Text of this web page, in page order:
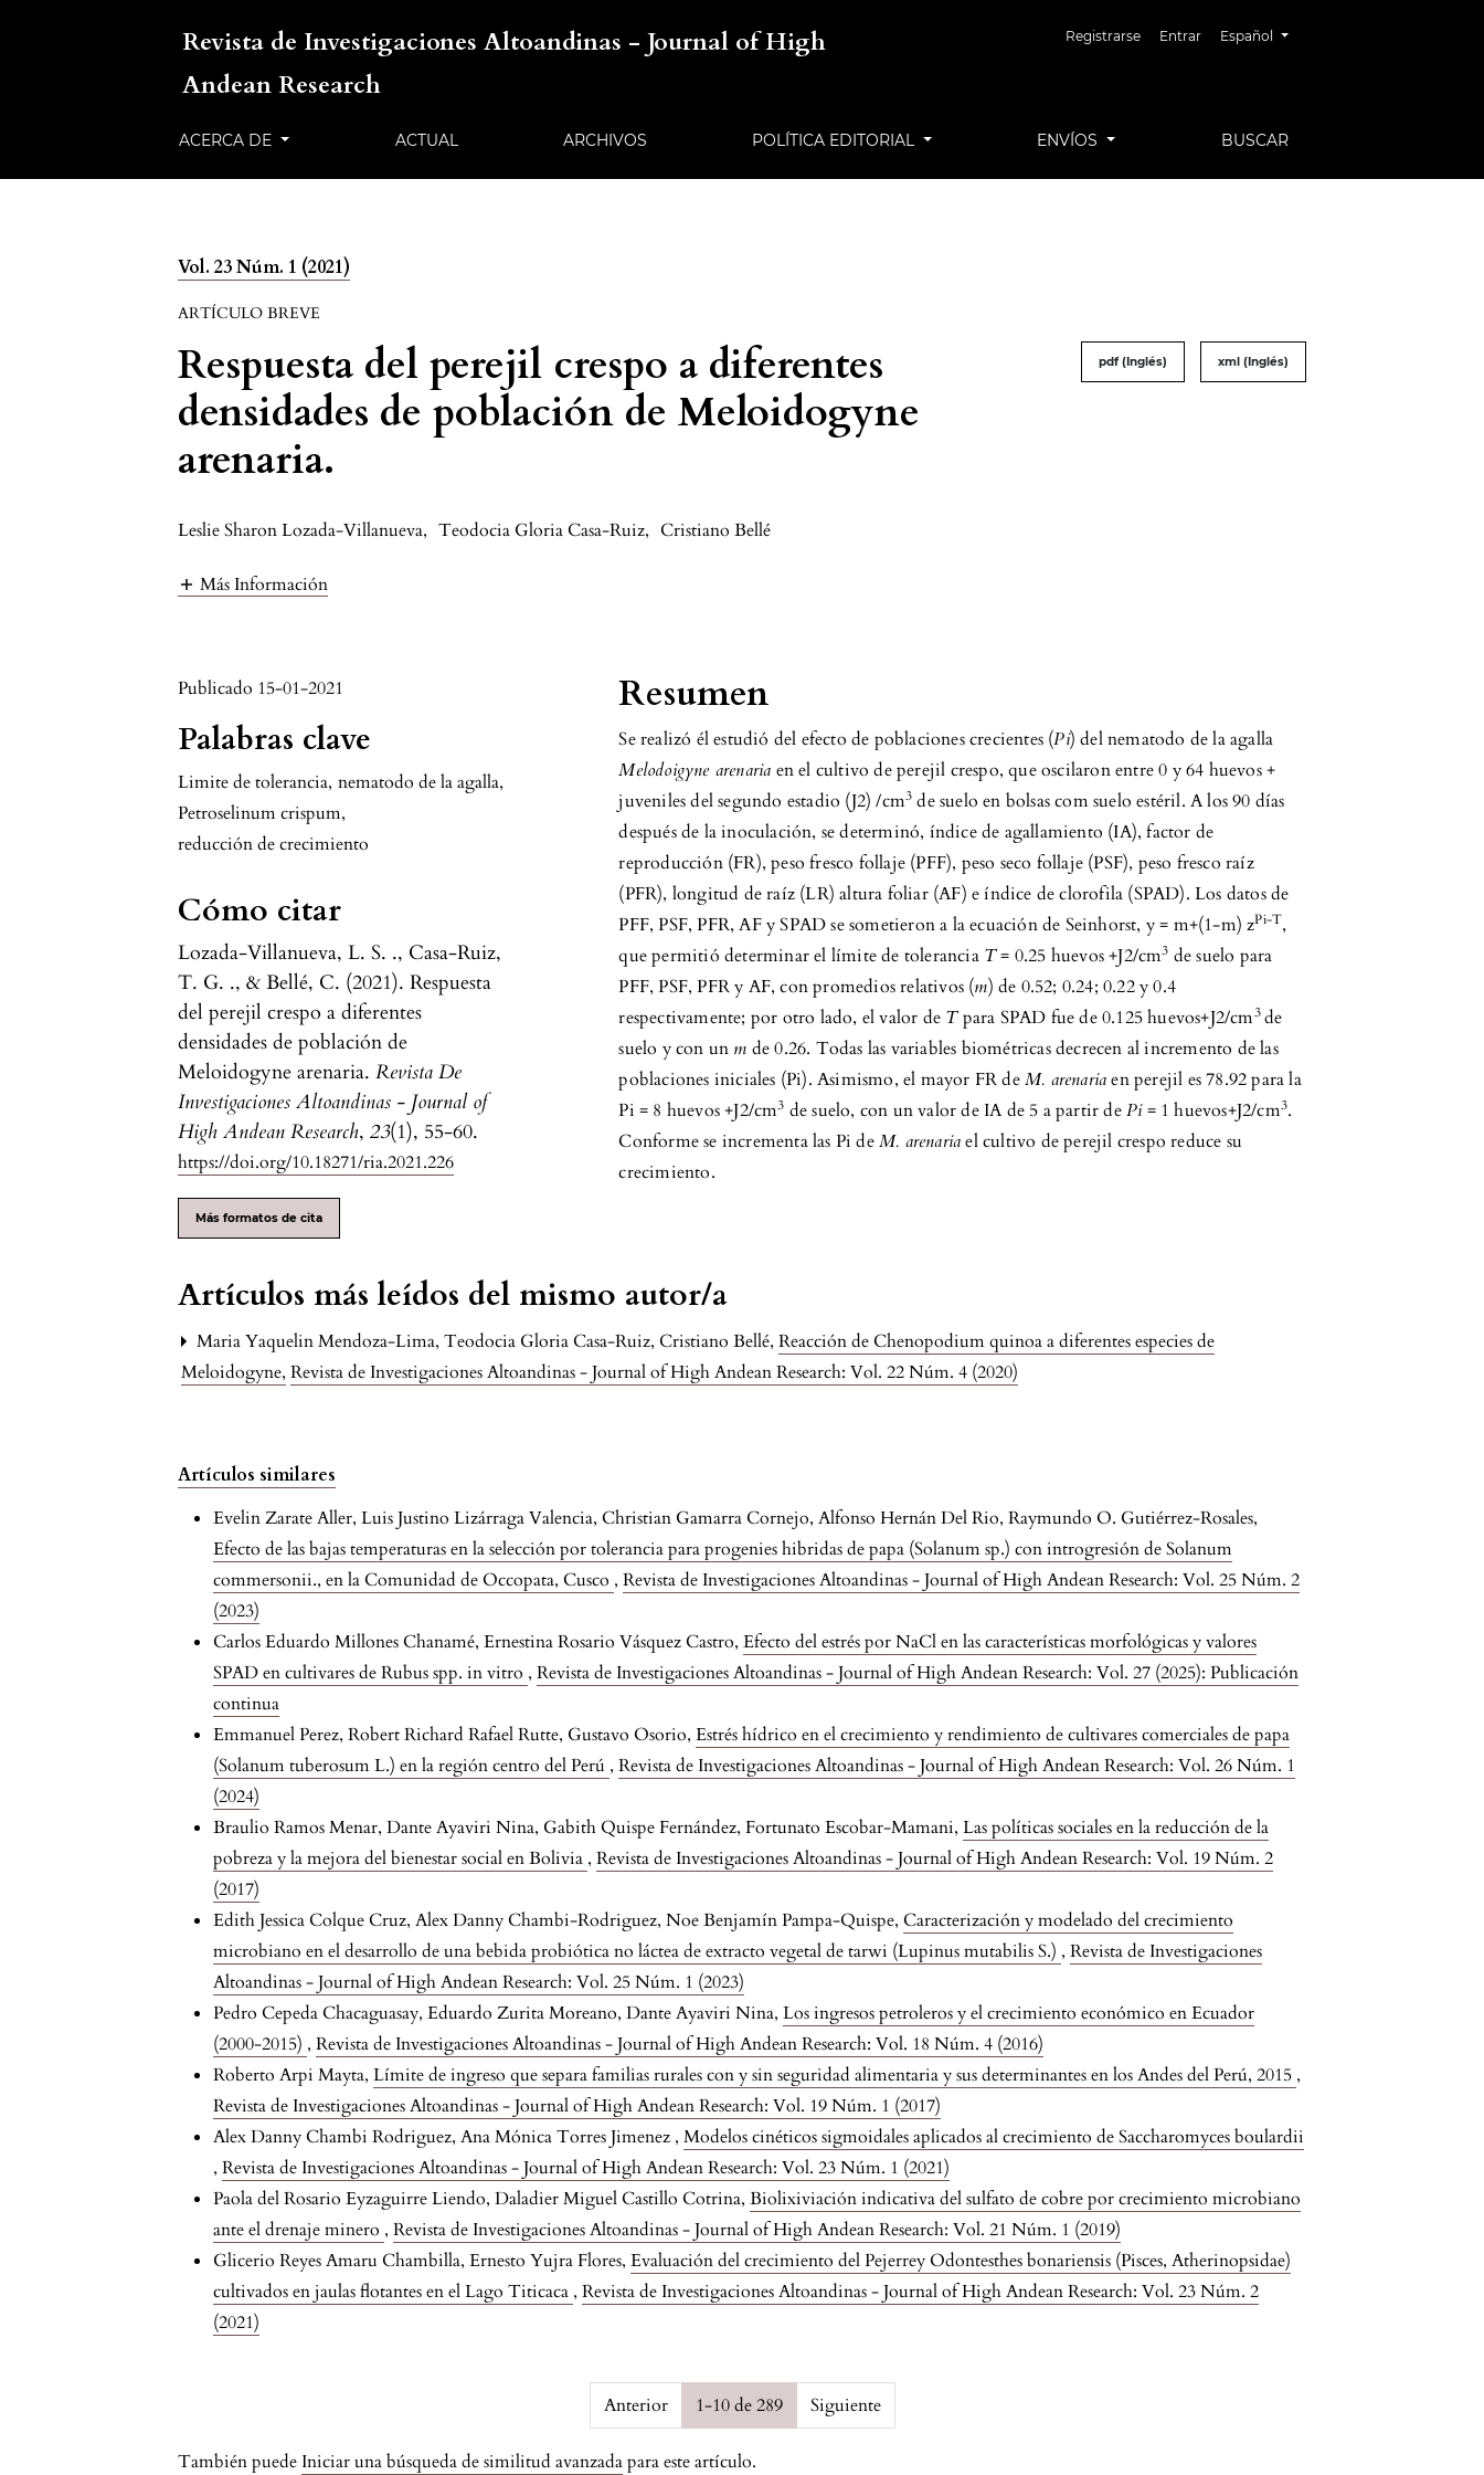
Revista de Investigaciones Altoandinas - Journal of High
Andean Research
Registrarse Entrar Cambiar el idioma. El idioma actual es:
Español
ACERCA DE ACTUAL ARCHIVOS POLÍTICA EDITORIAL ENVÍOS BUSCAR
Vol. 23 Núm. 1 (2021)
ARTÍCULO BREVE
Respuesta del perejil crespo a diferentes
densidades de población de Meloidogyne
arenaria.
pdf (Inglés) xml (Inglés)
Leslie Sharon Lozada-Villanueva, Teodocia Gloria Casa-Ruiz, Cristiano Bellé
Más Información
Publicado 15-01-2021
Palabras clave
Limite de tolerancia, nematodo de la agalla,
Petroselinum crispum,
reducción de crecimiento
Cómo citar
Lozada-Villanueva, L. S. ., Casa-Ruiz,
T. G. ., & Bellé, C. (2021). Respuesta
del perejil crespo a diferentes
densidades de población de
Meloidogyne arenaria.Revista De
Investigaciones Altoandinas - Journal of
High Andean Research,23(1), 55-60.
https://doi.org/10.18271/ria.2021.226
Más formatos de cita
Resumen
Se realizó él estudió del efecto de poblaciones crecientes (Pi) del nematodo de la agalla
Melodoigyne arenaria en el cultivo de perejil crespo, que oscilaron entre 0 y 64 huevos +
juveniles del segundo estadio (J2) /cm3 de suelo en bolsas com suelo estéril. A los 90 días
después de la inoculación, se determinó, índice de agallamiento (IA), factor de
reproducción (FR), peso fresco follaje (PFF), peso seco follaje (PSF), peso fresco raíz
(PFR), longitud de raíz (LR) altura foliar (AF) e índice de clorofila (SPAD). Los datos de
PFF, PSF, PFR, AF y SPAD se sometieron a la ecuación de Seinhorst, y = m+(1-m) zPi-T,
que permitió determinar el límite de tolerancia T= 0.25 huevos +J2/cm3 de suelo para
PFF, PSF, PFR y AF, con promedios relativos (m) de 0.52; 0.24; 0.22 y 0.4
respectivamente; por otro lado, el valor de Tpara SPAD fue de 0.125 huevos+J2/cm3de
suelo y con un m de 0.26. Todas las variables biométricas decrecen al incremento de las
poblaciones iniciales (Pi). Asimismo, el mayor FR deM. arenariaen perejil es 78.92 para la
Pi = 8 huevos +J2/cm3 de suelo, con un valor de IA de 5 a partir dePi= 1 huevos+J2/cm3.
Conforme se incrementa las Pi deM. arenariael cultivo de perejil crespo reduce su
crecimiento.
Artículos más leídos del mismo autor/a
Maria Yaquelin Mendoza-Lima, Teodocia Gloria Casa-Ruiz, Cristiano Bellé,Reacción de Chenopodium quinoa a diferentes especies de
Meloidogyne,Revista de Investigaciones Altoandinas - Journal of High Andean Research: Vol. 22 Núm. 4 (2020)
Artículos similares
Evelin Zarate Aller, Luis Justino Lizárraga Valencia, Christian Gamarra Cornejo, Alfonso Hernán Del Rio, Raymundo O. Gutiérrez-Rosales,
Efecto de las bajas temperaturas en la selección por tolerancia para progenies hibridas de papa (Solanum sp.) con introgresión de Solanum
commersonii., en la Comunidad de Occopata, Cusco ,Revista de Investigaciones Altoandinas - Journal of High Andean Research: Vol. 25 Núm. 2
(2023)
Carlos Eduardo Millones Chanamé, Ernestina Rosario Vásquez Castro,Efecto del estrés por NaCl en las características morfológicas y valores
SPAD en cultivares de Rubus spp. in vitro ,Revista de Investigaciones Altoandinas - Journal of High Andean Research: Vol. 27 (2025): Publicación
continua
Emmanuel Perez, Robert Richard Rafael Rutte, Gustavo Osorio,Estrés hídrico en el crecimiento y rendimiento de cultivares comerciales de papa
(Solanum tuberosum L.) en la región centro del Perú ,Revista de Investigaciones Altoandinas - Journal of High Andean Research: Vol. 26 Núm. 1
(2024)
Braulio Ramos Menar, Dante Ayaviri Nina, Gabith Quispe Fernández, Fortunato Escobar-Mamani,Las políticas sociales en la reducción de la
pobreza y la mejora del bienestar social en Bolivia ,Revista de Investigaciones Altoandinas - Journal of High Andean Research: Vol. 19 Núm. 2
(2017)
Edith Jessica Colque Cruz, Alex Danny Chambi-Rodriguez, Noe Benjamín Pampa-Quispe,Caracterización y modelado del crecimiento
microbiano en el desarrollo de una bebida probiótica no láctea de extracto vegetal de tarwi (Lupinus mutabilis S.) ,Revista de Investigaciones
Altoandinas - Journal of High Andean Research: Vol. 25 Núm. 1 (2023)
Pedro Cepeda Chacaguasay, Eduardo Zurita Moreano, Dante Ayaviri Nina,Los ingresos petroleros y el crecimiento económico en Ecuador
(2000-2015) ,Revista de Investigaciones Altoandinas - Journal of High Andean Research: Vol. 18 Núm. 4 (2016)
Roberto Arpi Mayta,Límite de ingreso que separa familias rurales con y sin seguridad alimentaria y sus determinantes en los Andes del Perú, 2015 ,
Revista de Investigaciones Altoandinas - Journal of High Andean Research: Vol. 19 Núm. 1 (2017)
Alex Danny Chambi Rodriguez, Ana Mónica Torres Jimenez ,Modelos cinéticos sigmoidales aplicados al crecimiento de Saccharomyces boulardii
,Revista de Investigaciones Altoandinas - Journal of High Andean Research: Vol. 23 Núm. 1 (2021)
Paola del Rosario Eyzaguirre Liendo, Daladier Miguel Castillo Cotrina,Biolixiviación indicativa del sulfato de cobre por crecimiento microbiano
ante el drenaje minero ,Revista de Investigaciones Altoandinas - Journal of High Andean Research: Vol. 21 Núm. 1 (2019)
Glicerio Reyes Amaru Chambilla, Ernesto Yujra Flores,Evaluación del crecimiento del Pejerrey Odontesthes bonariensis (Pisces, Atherinopsidae)
cultivados en jaulas flotantes en el Lago Titicaca ,Revista de Investigaciones Altoandinas - Journal of High Andean Research: Vol. 23 Núm. 2
(2021)
Page {$page} of {$pagesCount}
Anterior 1-10 de 289 Siguiente
También puede Iniciar una búsqueda de similitud avanzadapara este artículo.